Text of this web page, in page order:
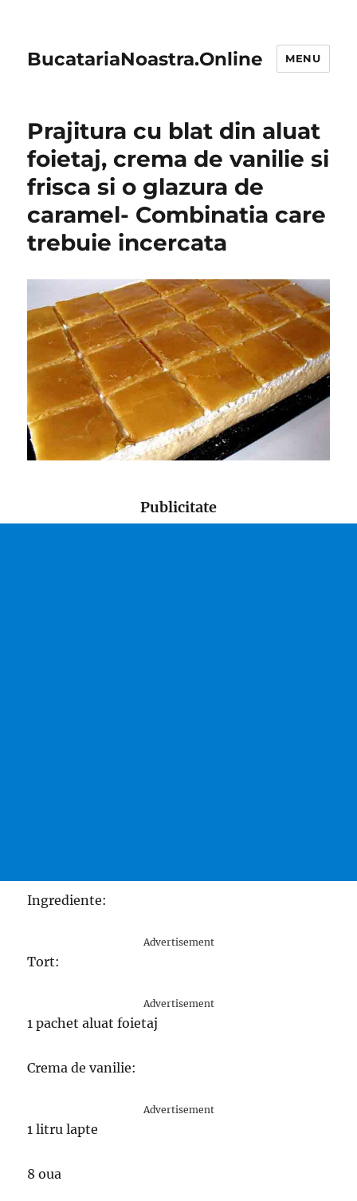
BucatariaNoastra.Online MENU
Prajitura cu blat din aluat
foietaj, crema de vanilie si
frisca si o glazura de
caramel- Combinatia care
trebuie incercata
Publicitate
Ingrediente:
Advertisement
Tort:
Advertisement
1 pachet aluat foietaj
Crema de vanilie:
Advertisement
1 litru lapte
8 oua